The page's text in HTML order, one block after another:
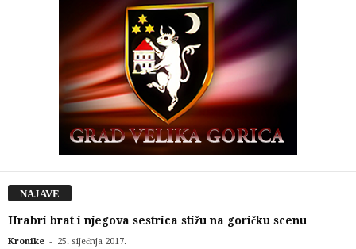
NAJAVE
Hrabri brat i njegova sestrica stižu na goričku scenu
Kronike - 25. siječnja 2017.